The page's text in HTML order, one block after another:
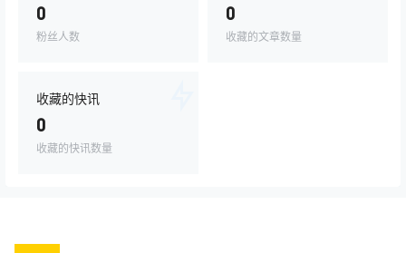
0
粉丝人数
0
收藏的文章数量
收藏的快讯
0
收藏的快讯数量